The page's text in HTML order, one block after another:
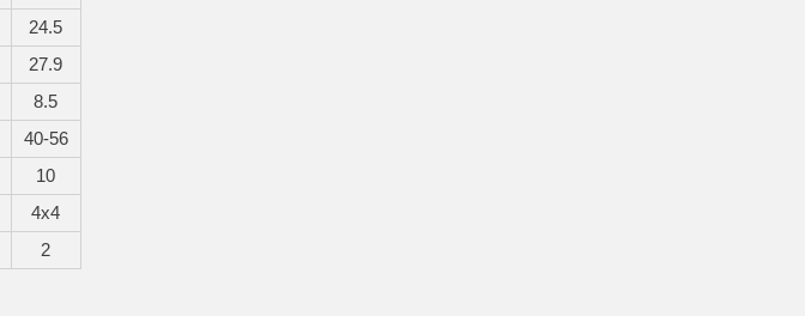
24.5
27.9
8.5
40-56
10
4x4
2